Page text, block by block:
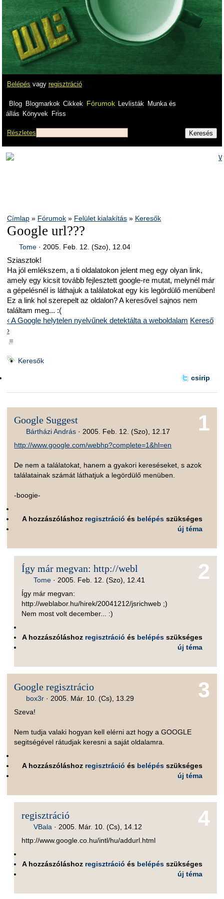
Belépés vagy regisztráció
Blog Blogmarkok Cikkek Fórumok Levlisták
Munka és
állás Könyvek Friss
Részletes
Címlap » Fórumok » Felület kialakítás » Keresők
Google url???
Tome· 2005. Feb. 12. (Szo), 12.04
Sziasztok!
Ha jól emlékszem, a ti oldalatokon jelent meg egy olyan link,
amely egy kicsit tovább fejlesztett google-re mutat, melynél már
a gépelésnél is láthajuk a találatokat egy kis legördülő menüben!
Ez a link hol szerepelt az oldalon? A keresővel sajnos nem
találtam meg... :(
‹ A Google helytelen nyelvűnek detektálta a weboldalam Kereső
›
■
Keresők
csirip
1
Google Suggest
Bártházi András · 2005. Feb. 12. (Szo), 12.17
http://www.google.com/webhp?complete=1&hl=en
De nem a találatokat, hanem a gyakori kereséseket, s azok
találatainak számát láthatjuk a legördülő menüben.
-boogie-
A hozzászóláshoz regisztráció és belépés szükséges
új téma
2
Így már megvan: http://webl
Tome· 2005. Feb. 12. (Szo), 12.41
Így már megvan:
http://weblabor.hu/hirek/20041212/jsrichweb ;)
Nem most volt december... :)
A hozzászóláshoz regisztráció és belépés szükséges
új téma
3
Google regisztrácio
box3r · 2005. Már. 10. (Cs), 13.29
Szeva!
Nem tudja valaki hogyan kell elérni azt hogy a GOOGLE
segitségével rátudjak keresni a saját oldalamra.
A hozzászóláshoz regisztráció és belépés szükséges
új téma
4
regisztráció
VBala · 2005. Már. 10. (Cs), 14.12
http://www.google.co.hu/intl/hu/addurl.html
A hozzászóláshoz regisztráció és belépés szükséges
új téma